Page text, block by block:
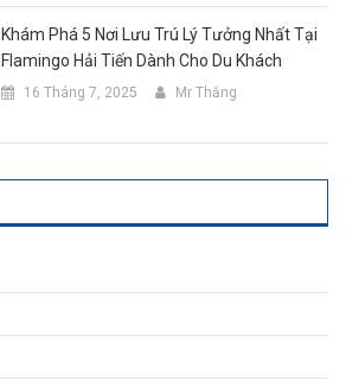
Khám Phá 5 Nơi Lưu Trú Lý Tưởng Nhất Tại
Flamingo Hải Tiến Dành Cho Du Khách
16 Tháng 7, 2025 Mr Thắng